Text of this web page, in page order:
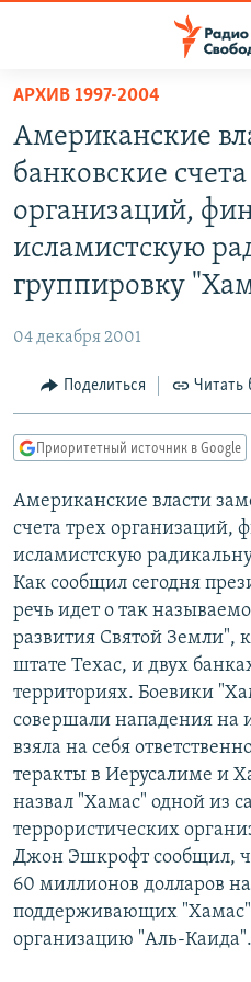
упрощенного
доступа
Вернуться
основному
содержанию
главной
навигации
Вернутся
поиску
ПОДКАСТЫ
АВТОРСКИЕ ПРОЕКТЫ
МНЕНИЯ
IDEL.РЕАЛИИ
КАВКАЗ.РЕАЛИИ
СЕВЕР.РЕАЛИИ
РАСПИСАНИЕ ВЕЩАНИЯ
ПОДПИШИТЕСЬ НА
СОЦИАЛЬНЫЕ СЕТИ
Все сайты РСЕ/РС
АРХИВ 1997-2004
Американские
банковские
организаций,
исламистскую
группировку
04 декабря 2001
Поделиться Читать
Приоритетный источник в Google
Американские власти
счета трех
исламистскую
Как сообщил сегодня
речь идет о так
развития Святой Земли",
штате Техас, и двух
территориях. Боевики
совершали нападения на
взяла на себя
теракты в Иерусалиме и
назвал "Хамас" одной из
террористических
Джон Эшкрофт сообщил,
60 миллионов долларов
поддерживающих "Хамас"
организацию "Аль-Каида".